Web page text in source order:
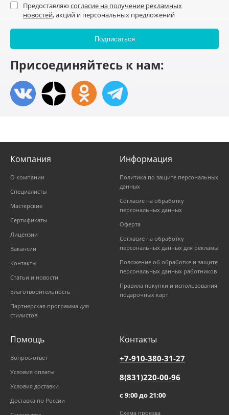
Предоставляю согласие на получение рекламных
новостей, акций и персональных предложений
Присоединяйтесь к нам:
Компания
О компании
Специалисты
Мастерские
Сертификаты
Лицензии
Вакансии
Контакты
Статьи и новости
Благотворительность
Партнерская программа для
стилистов
Информация
Политика по защите персональных
данных
Согласие на обработку
персональных данных
Оферта
Согласие на обработку
персональных данных для рекламы
Положение об обработке и защите
персональных данных работников
Правила покупки и использования
подарочных карт
Помощь
Вопрос-ответ
Условия оплаты
Условия доставки
Доставка по России
Контакты
+7-910-380-31-27
8(831)220-00-96
с 9:00 до 21:00
Схема проезда